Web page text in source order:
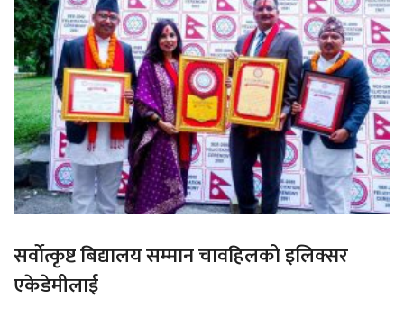
सर्वोत्कृष्ट बिद्यालय सम्मान चावहिलको इलिक्सर
एकेडेमीलाई